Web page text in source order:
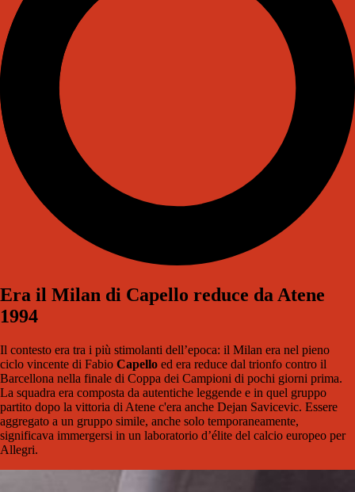
Era il Milan di Capello reduce da Atene
1994
Il contesto era tra i più stimolanti dell’epoca: il Milan era nel pieno
ciclo vincente di Fabio Capello ed era reduce dal trionfo contro il
Barcellona nella finale di Coppa dei Campioni di pochi giorni prima.
La squadra era composta da autentiche leggende e in quel gruppo
partito dopo la vittoria di Atene c'era anche Dejan Savicevic. Essere
aggregato a un gruppo simile, anche solo temporaneamente,
significava immergersi in un laboratorio d’élite del calcio europeo per
Allegri.